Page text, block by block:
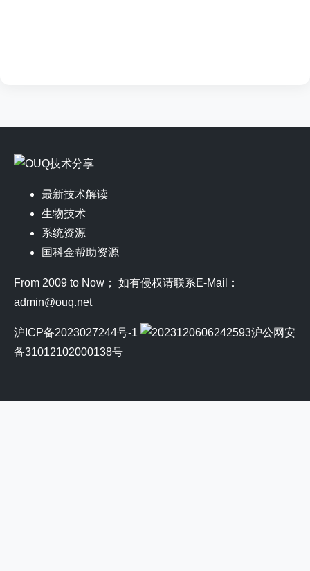
最新技术解读
生物技术
系统资源
国科金帮助资源
From 2009 to Now； 如有侵权请联系E-Mail：
admin@ouq.net
沪ICP备2023027244号-1
沪公网安
备31012102000138号